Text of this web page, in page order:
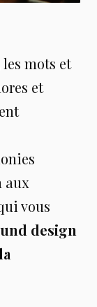
mots et
et
aux
vous
design